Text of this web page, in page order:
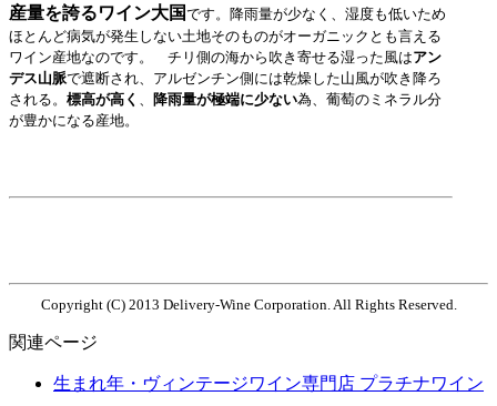
産量を誇るワイン大国です。降雨量が少なく、湿度も低いため
ほとんど病気が発生しない土地そのものがオーガニックとも言える
ワイン産地なのです。 チリ側の海から吹き寄せる湿った風はアン
デス山脈で遮断され、アルゼンチン側には乾燥した山風が吹き降ろ
される。 標高が高く 、 降雨量が極端に少ない為、葡萄のミネラル分
が豊かになる産地。
Copyright (C) 2013 Delivery-Wine Corporation. All Rights Reserved.
関連ページ
生まれ年・ヴィンテージワイン専門店 プラチナワイン